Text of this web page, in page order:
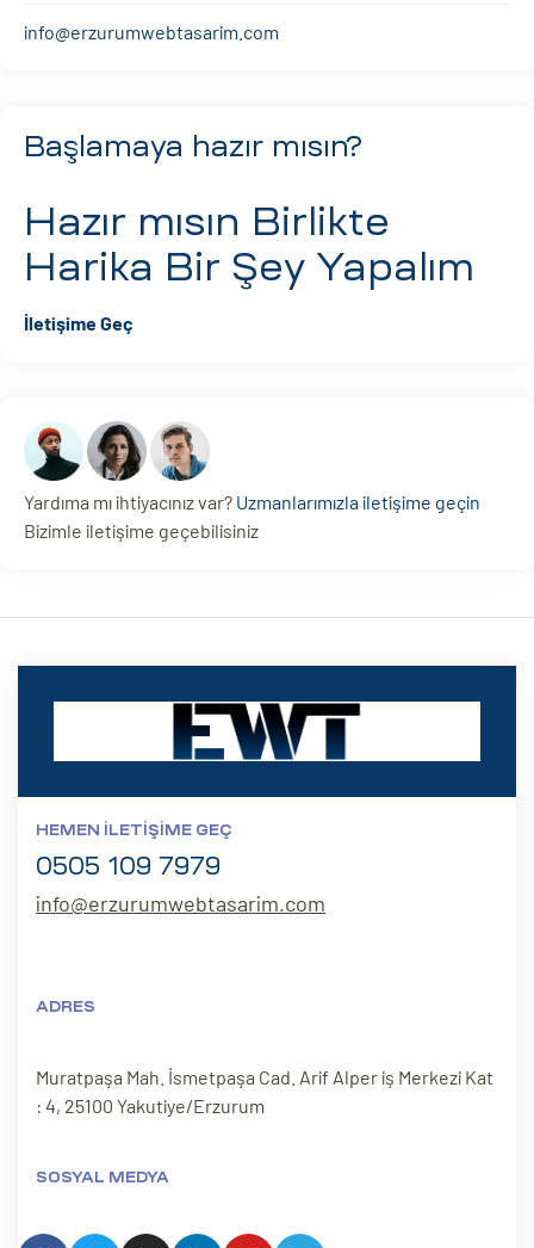
info@erzurumwebtasarim.com
Başlamaya hazır mısın?
Hazır mısın Birlikte
Harika Bir Şey Yapalım
İletişime Geç
Yardıma mı ihtiyacınız var? Uzmanlarımızla iletişime geçin
Bizimle iletişime geçebilisiniz
HEMEN İLETIŞIME GEÇ
0505 109 7979
info@erzurumwebtasarim.com
ADRES
Muratpaşa Mah. İsmetpaşa Cad. Arif Alper iş Merkezi Kat
: 4, 25100 Yakutiye/Erzurum
SOSYAL MEDYA